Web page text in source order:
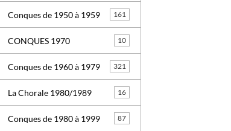
Conques de 1950 à 1959 161
CONQUES 1970 10
Conques de 1960 à 1979 321
La Chorale 1980/1989 16
Conques de 1980 à 1999 87